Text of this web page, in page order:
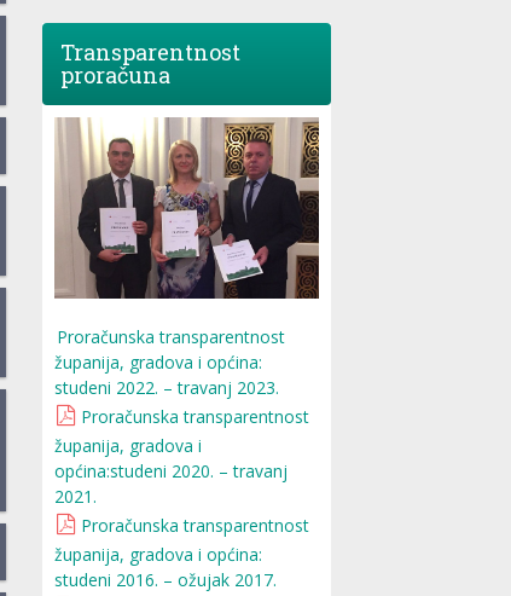
Transparentnost
proračuna
Proračunska transparentnost
županija, gradova i općina:
studeni 2022. – travanj 2023.
Proračunska transparentnost
županija, gradova i
općina:studeni 2020. – travanj
2021.
Proračunska transparentnost
županija, gradova i općina:
studeni 2016. – ožujak 2017.